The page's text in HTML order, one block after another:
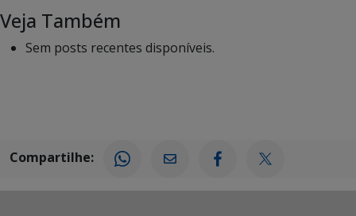
Veja Também
Sem posts recentes disponíveis.
Compartilhe: